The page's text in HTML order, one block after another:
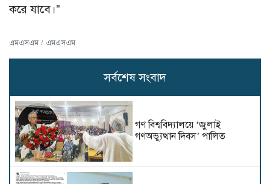
করে যাবে।"
এমএসএম / এমএসএম
সর্বশেষ সংবাদ
গণ বিশ্ববিদ্যালয়ে ‘জুলাই
গণঅভ্যুত্থান দিবস’ পালিত